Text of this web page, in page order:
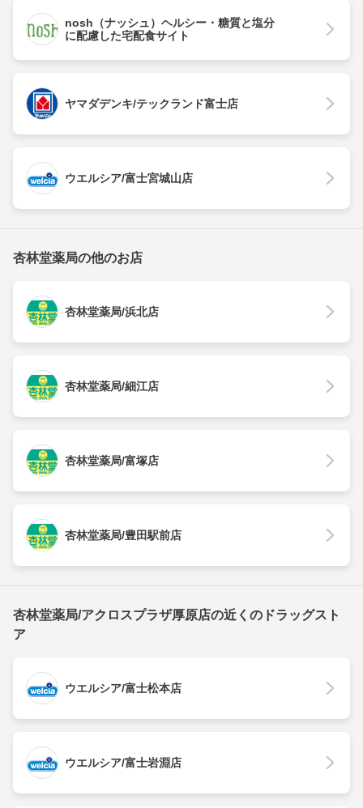
nosh（ナッシュ）ヘルシー・糖質と塩分
に配慮した宅配食サイト
ヤマダデンキ/テックランド富士店
ウエルシア/富士宮城山店
杏林堂薬局の他のお店
杏林堂薬局/浜北店
杏林堂薬局/細江店
杏林堂薬局/富塚店
杏林堂薬局/豊田駅前店
杏林堂薬局/アクロスプラザ厚原店の近くのドラッグスト
ア
ウエルシア/富士松本店
ウエルシア/富士岩淵店